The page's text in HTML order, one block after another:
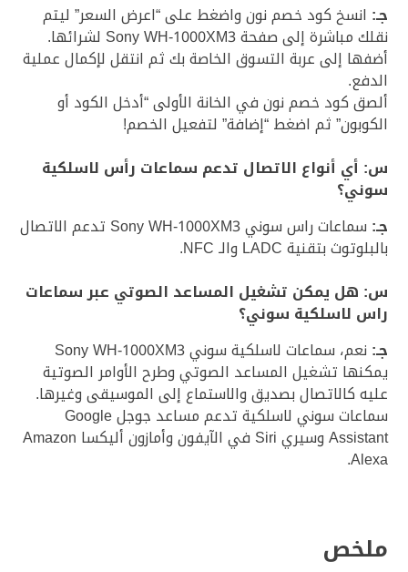
جـ: انسخ كود خصم نون واضغط على “اعرض السعر” ليتم
نقلك مباشرة إلى صفحة Sony WH-1000XM3 لشرائها.
أضفها إلى عربة التسوق الخاصة بك ثم انتقل لإكمال عملية
الدفع.
ألصق كود خصم نون في الخانة الأولى “أدخل الكود أو
الكوبون” ثم اضغط “إضافة” لتفعيل الخصم!
س: أي أنواع الاتصال تدعم سماعات رأس لاسلكية
سوني؟
جـ:
سماعات راس سوني Sony WH-1000XM3 تدعم الاتصال
بالبلوتوث بتقنية LADC والـ NFC.
س: هل يمكن تشغيل المساعد الصوتي عبر سماعات
راس لاسلكية سوني؟
جـ:
نعم، سماعات لاسلكية سوني Sony WH-1000XM3
يمكنها تشغيل المساعد الصوتي وطرح الأوامر الصوتية
عليه كالاتصال بصديق والاستماع إلى الموسيقى وغيرها.
سماعات سوني لاسلكية تدعم مساعد جوجل Google
Assistant وسيري Siri في الآيفون وأمازون أليكسا Amazon
Alexa.
ملخص